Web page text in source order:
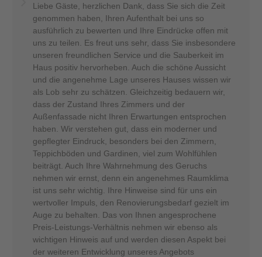
Liebe Gäste, herzlichen Dank, dass Sie sich die Zeit
genommen haben, Ihren Aufenthalt bei uns so
ausführlich zu bewerten und Ihre Eindrücke offen mit
uns zu teilen. Es freut uns sehr, dass Sie insbesondere
unseren freundlichen Service und die Sauberkeit im
Haus positiv hervorheben. Auch die schöne Aussicht
und die angenehme Lage unseres Hauses wissen wir
als Lob sehr zu schätzen. Gleichzeitig bedauern wir,
dass der Zustand Ihres Zimmers und der
Außenfassade nicht Ihren Erwartungen entsprochen
haben. Wir verstehen gut, dass ein moderner und
gepflegter Eindruck, besonders bei den Zimmern,
Teppichböden und Gardinen, viel zum Wohlfühlen
beiträgt. Auch Ihre Wahrnehmung des Geruchs
nehmen wir ernst, denn ein angenehmes Raumklima
ist uns sehr wichtig. Ihre Hinweise sind für uns ein
wertvoller Impuls, den Renovierungsbedarf gezielt im
Auge zu behalten. Das von Ihnen angesprochene
Preis-Leistungs-Verhältnis nehmen wir ebenso als
wichtigen Hinweis auf und werden diesen Aspekt bei
der weiteren Entwicklung unseres Angebots